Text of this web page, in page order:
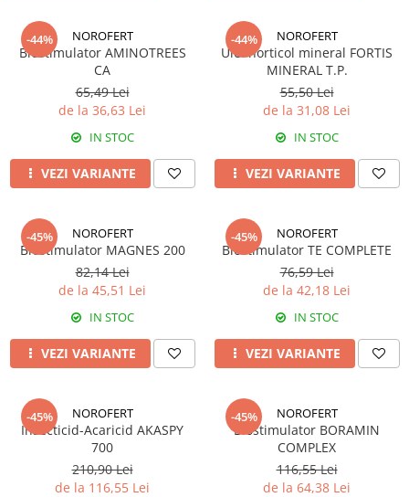
CULTURI HORTICOLE
Fertilizanți foliari
Fungicide
Fungicide
Dezinfectant sol
FASOLE
Tratament semințe
Fungicide
Insecticide
Fertilizanți foliari
FASOLE BOABE DE TOAMNĂ
Erbicide
FASOLE BOABE PRIMĂVARĂ
Erbicide
Tratament semințe
Biostimulatori
Fertilizanți foliari
LEGUME în câmp
Insecticide
LEGUME ÎN SERĂ
Insecticide
LEGUME ÎN SPAȚII PROTEJATE
Insecticide
LEGUME RĂDĂCINOASE
Fertilizanți foliari
LEGUMINOASE
Fertilizanți foliari
LUCERNĂ
Biostimulatori
Fertilizanți foliari
Dezinfectant sol
-44% NOROFERT
Biostimulator AMINOTREES
CA
65,49 Lei
de la 36,63 Lei
IN STOC
VEZI VARIANTE
-44% NOROFERT
Ulei horticol mineral FORTIS
MINERAL T.P.
55,50 Lei
de la 31,08 Lei
IN STOC
VEZI VARIANTE
-45% NOROFERT
Biostimulator MAGNES 200
82,14 Lei
de la 45,51 Lei
IN STOC
VEZI VARIANTE
-45% NOROFERT
Biostimulator TE COMPLETE
76,59 Lei
de la 42,18 Lei
IN STOC
VEZI VARIANTE
-45% NOROFERT
Insecticid-Acaricid AKASPY
700
210,90 Lei
de la 116,55 Lei
-45% NOROFERT
Biostimulator BORAMIN
COMPLEX
116,55 Lei
de la 64,38 Lei